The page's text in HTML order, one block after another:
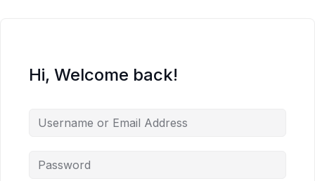
Hi, Welcome back!